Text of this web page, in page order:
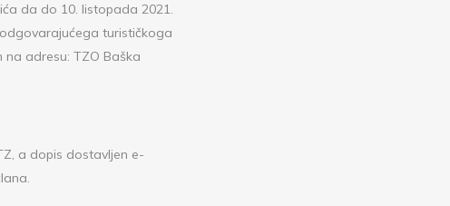
da do 10. listopada 2021.
turističkoga
adresu: TZO Baška
a dopis dostavljen e-